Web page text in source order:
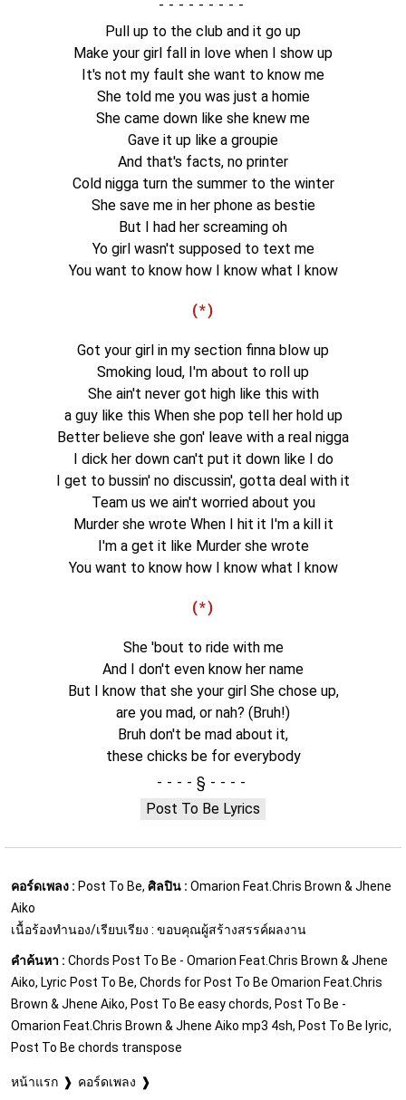
-
Pull up to the club and it go up
Make your girl fall in love when I show up
It's not my fault she want to know me
She told me you was just a homie
She came down like she knew me
Gave it up like a groupie
And that's facts, no printer
Cold nigga turn the summer to the winter
She save me in her phone as bestie
But I had her screaming oh
Yo girl wasn't supposed to text me
You want to know how I know what I know
(*)
Got your girl in my section finna blow up
Smoking loud, I'm about to roll up
She ain't never got high like this with
a guy like this When she pop tell her hold up
Better believe she gon' leave with a real nigga
I dick her down can't put it down like I do
I get to bussin' no discussin', gotta deal with it
Team us we ain't worried about you
Murder she wrote When I hit it I'm a kill it
I'm a get it like Murder she wrote
You want to know how I know what I know
(*)
She 'bout to ride with me
And I don't even know her name
But I know that she your girl She chose up,
are you mad, or nah? (Bruh!)
Bruh don't be mad about it,
these chicks be for everybody
§
Post To Be Lyrics
คอร์ดเพลง : Post To Be, ศิลปิน : Omarion Feat.Chris Brown & Jhene
Aiko
เนื้อร้องทำนอง/เรียบเรียง : ขอบคุณผู้สร้างสรรค์ผลงาน
คำค้นหา : Chords Post To Be - Omarion Feat.Chris Brown & Jhene
Aiko, Lyric Post To Be, Chords for Post To Be Omarion Feat.Chris
Brown & Jhene Aiko, Post To Be easy chords, Post To Be -
Omarion Feat.Chris Brown & Jhene Aiko mp3 4sh, Post To Be lyric,
Post To Be chords transpose
หน้าแรก คอร์ดเพลง